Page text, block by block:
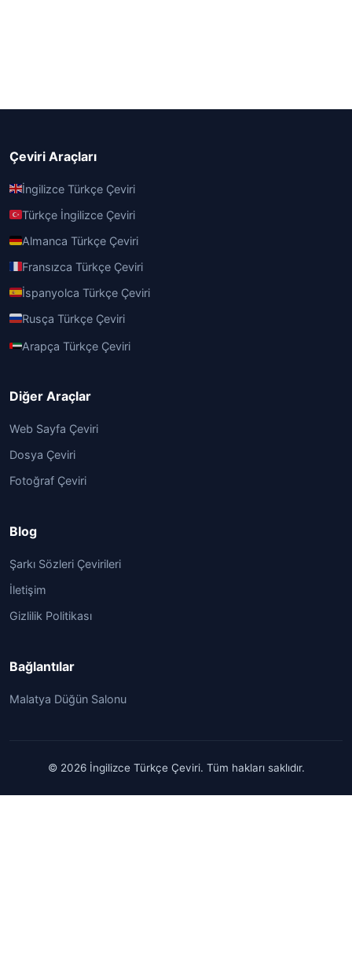
Çeviri Araçları
İngilizce Türkçe Çeviri
Türkçe İngilizce Çeviri
Almanca Türkçe Çeviri
Fransızca Türkçe Çeviri
İspanyolca Türkçe Çeviri
Rusça Türkçe Çeviri
Arapça Türkçe Çeviri
Diğer Araçlar
Web Sayfa Çeviri
Dosya Çeviri
Fotoğraf Çeviri
Blog
Şarkı Sözleri Çevirileri
İletişim
Gizlilik Politikası
Bağlantılar
Malatya Düğün Salonu
© 2026 İngilizce Türkçe Çeviri. Tüm hakları saklıdır.